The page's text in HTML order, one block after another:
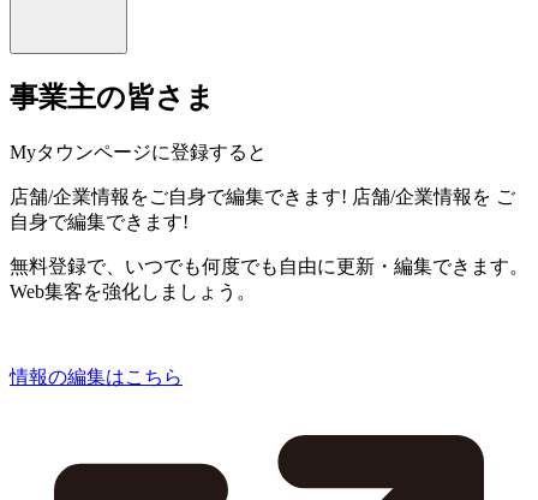
事業主の皆さま
Myタウンページに登録すると
店舗/企業情報をご自身で編集できます! 店舗/企業情報を ご
自身で編集できます!
無料登録で、いつでも何度でも自由に更新・編集できます。
Web集客を強化しましょう。
情報の編集はこちら